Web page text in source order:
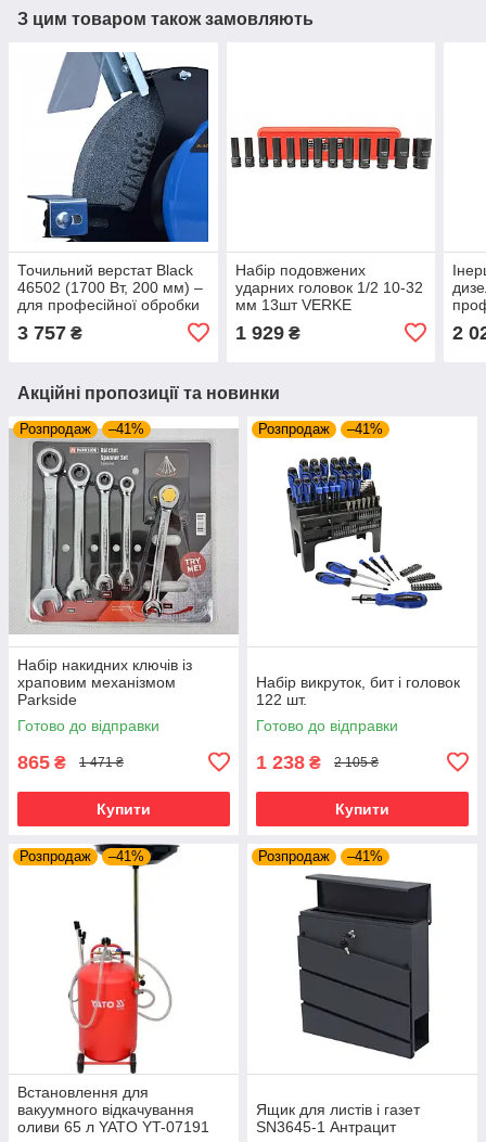
З цим товаром також замовляють
Точильний верстат Black
46502 (1700 Вт, 200 мм) –
для професійної обробки
3 757 ₴
Набір подовжених
ударних головок 1/2 10-32
мм 13шт VERKE
1 929₴ 2
Акційні пропозиції та новинки
Розпродаж –41%
Набір накидних ключів із
храповим механізмом
Parkside
Готово до відправки
865 ₴ 1 471 ₴
Купити
Розпродаж –41%
Набір викруток, бит і головок
122 шт.
Готово до відправки
1 238 ₴ 2 105 ₴
Купити
Розпродаж –41%
Встановлення для
вакуумного відкачування
оливи 65 л YATO YT-07191
Розпродаж –41%
Ящик для листів і газет
SN3645-1 Антрацит